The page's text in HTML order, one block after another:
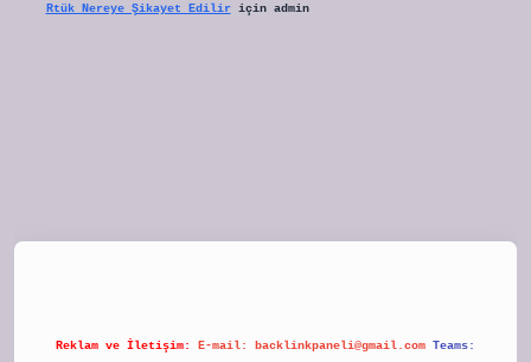
Rtük Nereye Şikayet Ediliriçin admin
Reklam ve İletişim: E-mail: backlinkpaneli@gmail.com Teams: